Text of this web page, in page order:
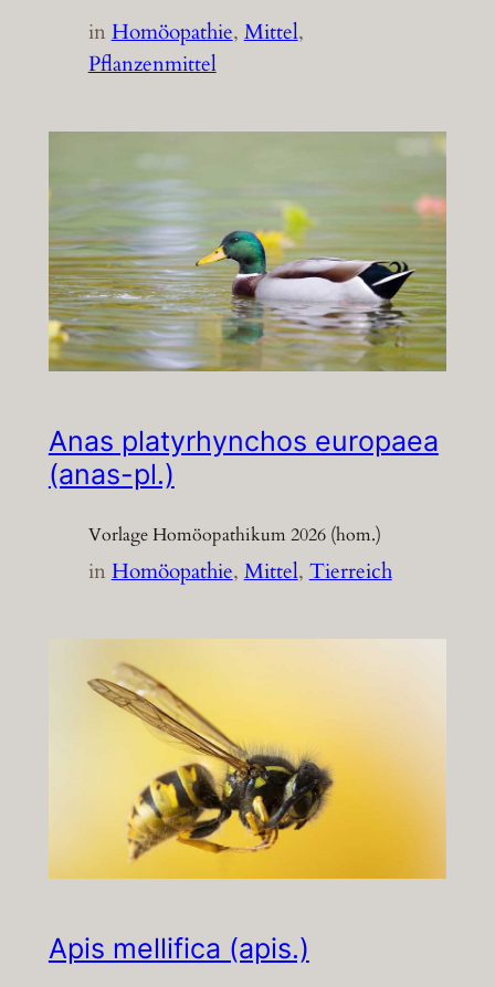
inHomöopathie, Mittel
Pflanzenmittel
Anas platyrhynchos europaea
(anas-pl.)
Vorlage Homöopathikum 2026 (hom.)
inHomöopathie, Mittel, Tierreich
Apis mellifica (apis.)